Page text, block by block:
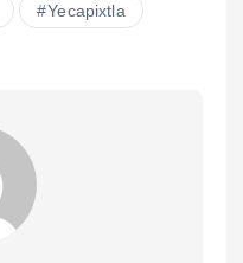
Yecapixtla